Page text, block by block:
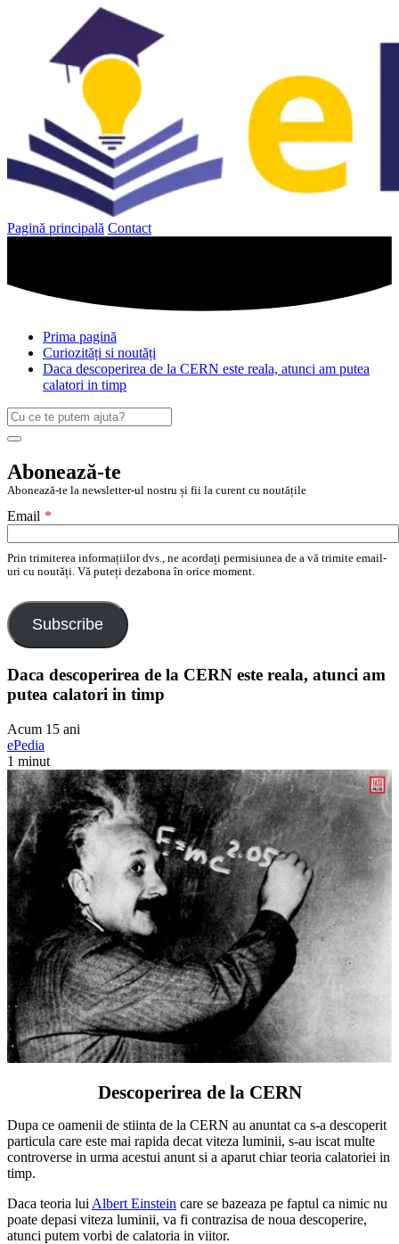
Pagină principală Contact
Prima pagină
Curiozități si noutăți
Daca descoperirea de la CERN este reala, atunci am putea
calatori in timp
Caută
după:
Search
Abonează-te
Abonează-te la newsletter-ul nostru și fii la curent cu noutățile
Email *
Prin trimiterea informațiilor dvs., ne acordați permisiunea de a vă trimite email-
uri cu noutăți. Vă puteți dezabona în orice moment.
Subscribe
Daca descoperirea de la CERN este reala, atunci am
putea calatori in timp
Acum 15 ani
ePedia
1 minut
Descoperirea de la CERN
Dupa ce oamenii de stiinta de la CERN au anuntat ca s-a descoperit
particula care este mai rapida decat viteza luminii, s-au iscat multe
controverse in urma acestui anunt si a aparut chiar teoria calatoriei in
timp.
Daca teoria lui Albert Einstein care se bazeaza pe faptul ca nimic nu
poate depasi viteza luminii, va fi contrazisa de noua descoperire,
atunci putem vorbi de calatoria in viitor.